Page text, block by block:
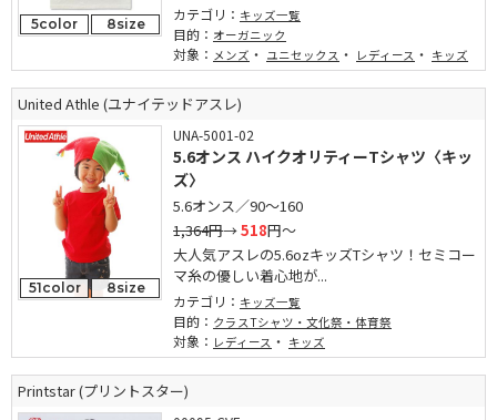
5color 8size
カテゴリ： キッズ一覧
目的： オーガニック
対象： メンズ ・ ユニセックス ・ レディース ・ キッズ
United Athle (ユナイテッドアスレ)
51color 8size
UNA-5001-02
5.6オンス ハイクオリティーTシャツ〈キッ
ズ〉
5.6オンス／90～160
1,364円→518円～
大人気アスレの5.6ozキッズTシャツ！セミコー
マ糸の優しい着心地が...
カテゴリ： キッズ一覧
目的： クラスTシャツ・文化祭・体育祭
対象： レディース ・ キッズ
Printstar (プリントスター)